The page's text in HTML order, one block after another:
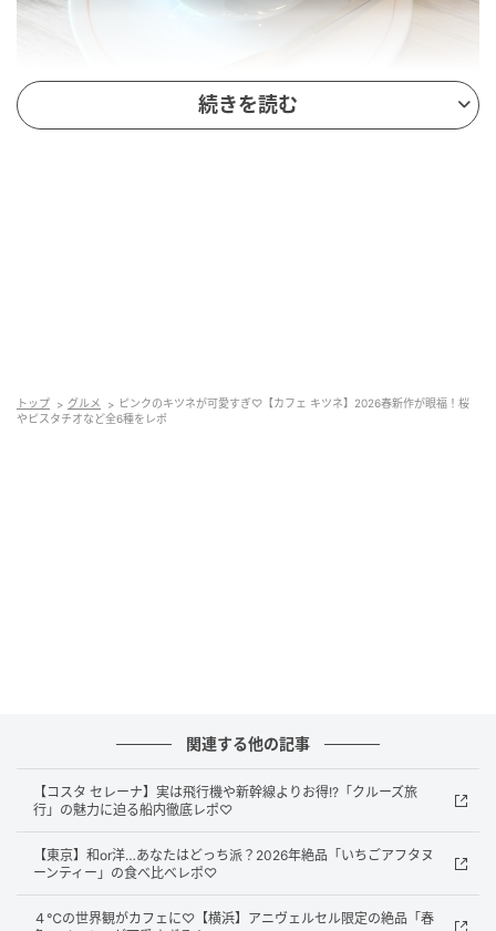
立てている模様。なめらかでクリーミーな口あたり
に、ほっこり癒やされちゃいます♡ 一口飲むごとに優
続きを読む
トップ グルメ
ピンクのキツネが可愛すぎ♡【カフェ キツネ】2026春新作が眼福！桜
やピスタチオなど全6種をレポ
関連する他の記事
【コスタ セレーナ】実は飛行機や新幹線よりお得!?「クルーズ旅
行」の魅力に迫る船内徹底レポ♡
【東京】和or洋…あなたはどっち派？2026年絶品「いちごアフタヌ
ーンティー」の食べ比べレポ♡
４℃の世界観がカフェに♡【横浜】アニヴェルセル限定の絶品「春